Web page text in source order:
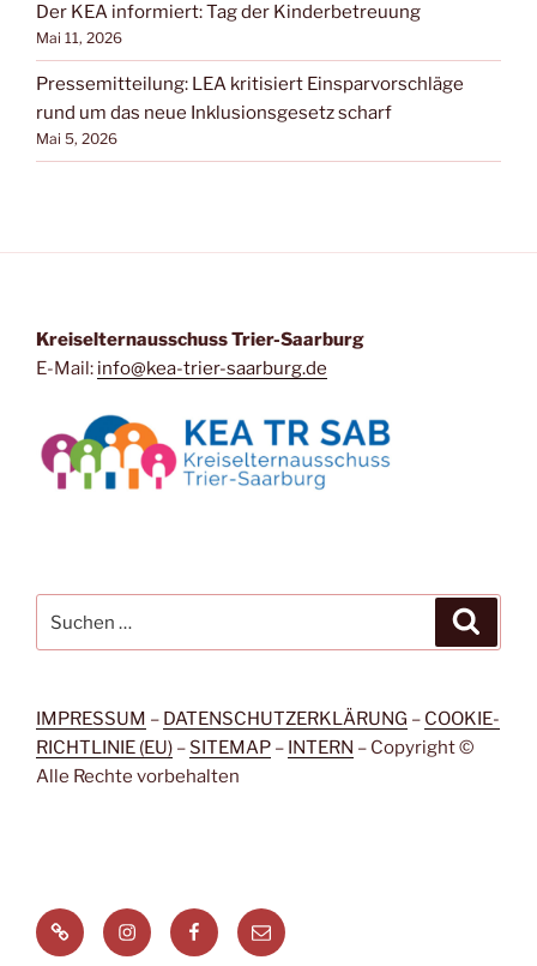
Der KEA informiert: Tag der Kinderbetreuung
Mai 11, 2026
Pressemitteilung: LEA kritisiert Einsparvorschläge
rund um das neue Inklusionsgesetz scharf
Mai 5, 2026
Kreiselternausschuss Trier-Saarburg
E-Mail: info@kea-trier-saarburg.de
nach:
IMPRESSUM – DATENSCHUTZERKLÄRUNG – COOKIE-
RICHTLINIE (EU) – SITEMAP – INTERN – Copyright ©
Alle Rechte vorbehalten
Signal
Messenger
InstagramFacebookMenüeintrag